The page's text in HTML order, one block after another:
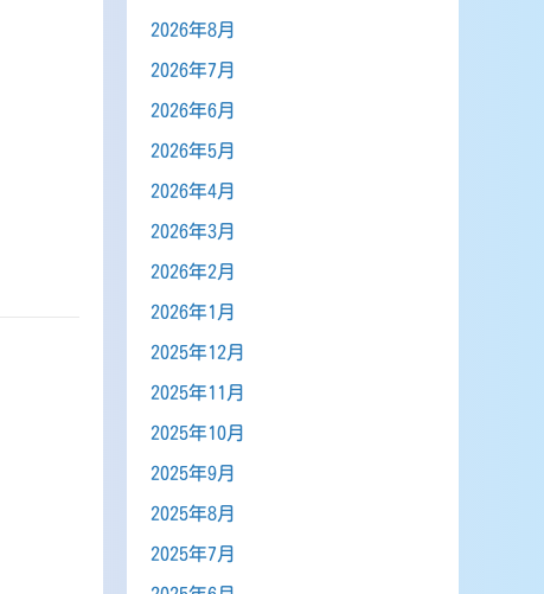
2026年8月
2026年7月
2026年6月
2026年5月
2026年4月
2026年3月
2026年2月
2026年1月
2025年12月
2025年11月
2025年10月
2025年9月
2025年8月
2025年7月